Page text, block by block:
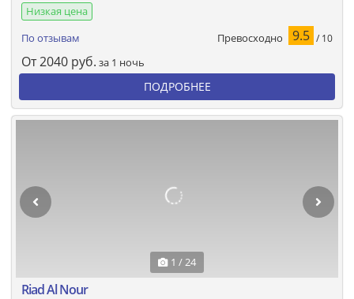
Низкая цена
По отзывам
Превосходно 9.5 / 10
От2040 руб. за 1 ночь
ПОДРОБНЕЕ
1 / 24
Riad Al Nour